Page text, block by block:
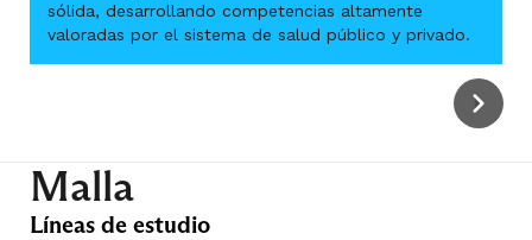
sólida, desarrollando competencias altamente
valoradas por el sistema de salud público y privado.
Malla
Líneas de estudio